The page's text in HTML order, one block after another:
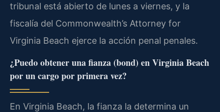
tribunal está abierto de lunes a viernes, y la
fiscalía del Commonwealth’s Attorney for
Virginia Beach ejerce la acción penal penales.
¿Puedo obtener una fianza (bond) en Virginia Beach
por un cargo por primera vez?
En Virginia Beach, la fianza la determina un